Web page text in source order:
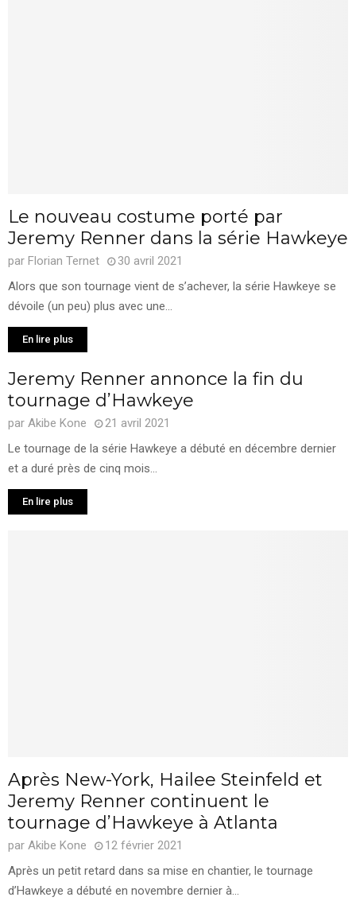
Le nouveau costume porté par
Jeremy Renner dans la série Hawkeye
par Florian Ternet
30 avril 2021
Alors que son tournage vient de s’achever, la série Hawkeye se
dévoile (un peu) plus avec une...
En lire plus
Jeremy Renner annonce la fin du
tournage d’Hawkeye
par Akibe Kone
21 avril 2021
Le tournage de la série Hawkeye a débuté en décembre dernier
et a duré près de cinq mois...
En lire plus
Après New-York, Hailee Steinfeld et
Jeremy Renner continuent le
tournage d’Hawkeye à Atlanta
par Akibe Kone
12 février 2021
Après un petit retard dans sa mise en chantier, le tournage
d’Hawkeye a débuté en novembre dernier à...